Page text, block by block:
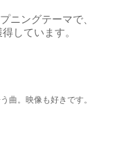
ニングテーマで、
しています。
曲。映像も好きです。